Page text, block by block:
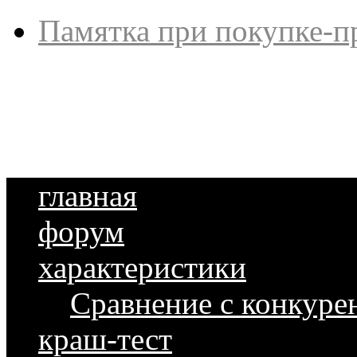
Памятка при покупке-
главная
форум
характеристики
Сравнение с
краш-тест